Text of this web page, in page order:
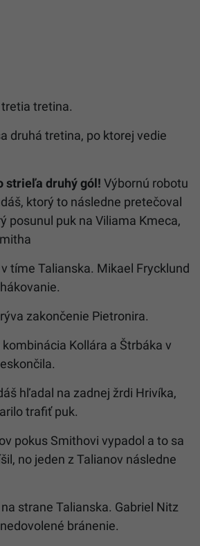
tretina.
druhá tretina, po ktorej vedie
strieľa druhý gól! Výbornú robotu
ktorý to následne pretečoval
posunul puk na Viliama Kmeca,
tíme Talianska. Mikael Frycklund
zakončenie Pietronira.
Kollára a Štrbáka v
hľadal na zadnej žrdi Hrivíka,
trafiť puk.
pokus Smithovi vypadol a to sa
no jeden z Talianov následne
strane Talianska. Gabriel Nitz
bránenie.